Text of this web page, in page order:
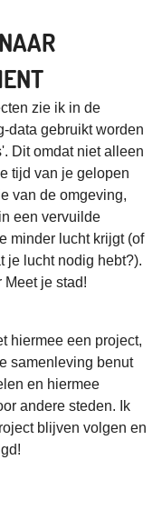
zie ik in de
data gebruikt worden
Dit omdat niet alleen
tijd van je gelopen
van de omgeving,
een vervuilde
minder lucht krijgt (of
je lucht nodig hebt?).
je stad!
hiermee een project,
samenleving benut
en hiermee
andere steden. Ik
blijven volgen en